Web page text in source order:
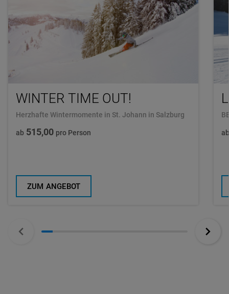
WINTER TIME OUT!
Herzhafte Wintermomente in St. Johann in Salzburg
ab 515,00 pro Person
ZUM ANGEBOT
ab